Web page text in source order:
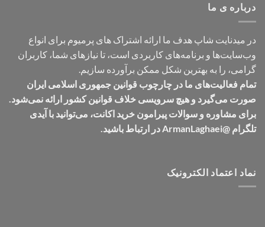
درباره ی ما
در میدنایت شاپ هدف ما ارائه اشتراک های پرمیوم برای انواع
وب‌سایت‌ها و برنامه‌های کاربردی است، تا نیازهای شما، کاربران
گرامی، را به بهترین شکل ممکن برآورده سازیم.
تمام فعالیت‌های ما در چارچوب قوانین جمهوری اسلامی ایران
صورت می‌گیرد و هیچ سرویسی خلاف قوانین کشور ارائه نمی‌شود.
برای مشاوره و سوالات پیرامون خرید اکانت، می‌توانید با آیدی
تلگرام @ArmanLaghaei در ارتباط باشید.
نماد اعتماد الکترونیک